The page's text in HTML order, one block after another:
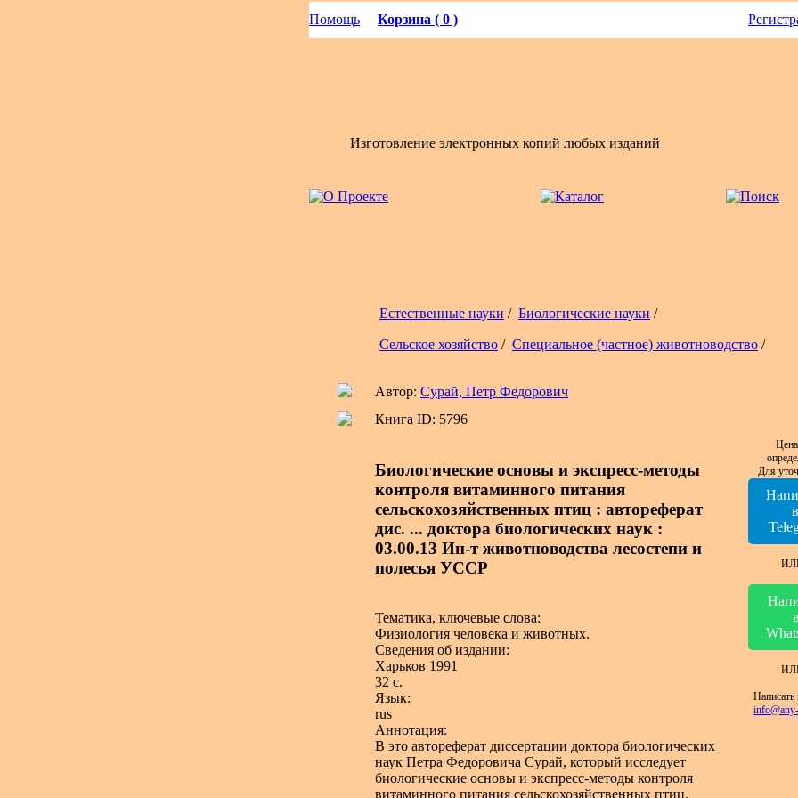
Помощь Корзина ( 0 )
Изготовление электронных копий любых изданий
Естественные науки / Биологические науки /
Сельское хозяйство / Специальное (частное) животноводство /
Автор: Сурай, Петр Федорович
Книга ID: 5796
Биологические основы и экспресс-методы
контроля витаминного питания
сельскохозяйственных птиц : автореферат
дис. ... доктора биологических наук :
03.00.13 Ин-т животноводства лесостепи и
полесья УССР
Тематика, ключевые слова:
Физиология человека и животных.
Сведения об издании:
Харьков 1991
32 с.
Язык:
rus
Аннотация:
В это автореферат диссертации доктора биологических
наук Петра Федоровича Сурай, который исследует
биологические основы и экспресс-методы контроля
витаминного питания сельскохозяйственных птиц.
Для
в
в
Написать